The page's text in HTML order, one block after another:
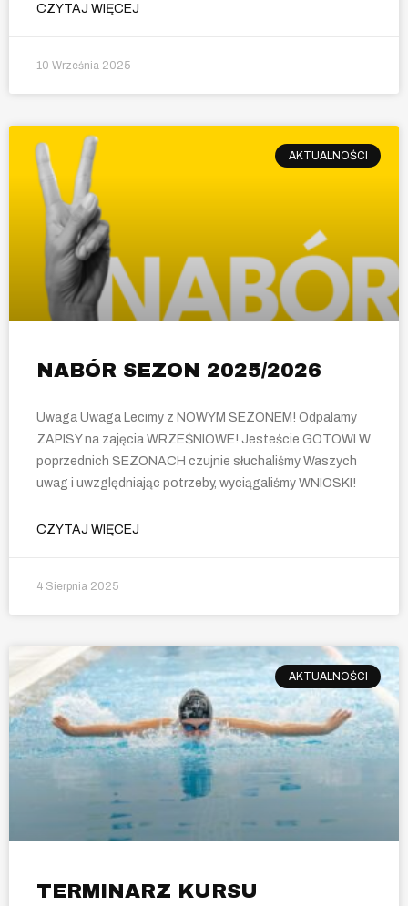
CZYTAJ WIĘCEJ
10 Września 2025
AKTUALNOŚCI
NABÓR SEZON 2025/2026
Uwaga Uwaga Lecimy z NOWYM SEZONEM! Odpalamy
ZAPISY na zajęcia WRZEŚNIOWE! Jesteście GOTOWI W
poprzednich SEZONACH czujnie słuchaliśmy Waszych
uwag i uwzględniając potrzeby, wyciągaliśmy WNIOSKI!
CZYTAJ WIĘCEJ
4 Sierpnia 2025
AKTUALNOŚCI
TERMINARZ KURSU